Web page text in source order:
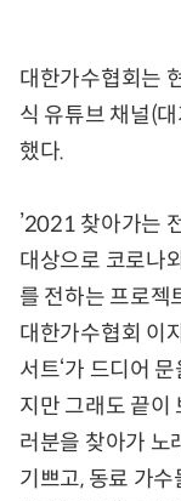
대한가수협회는
식 유튜브 채널(
했다.
’2021 찾아가는
대상으로 코로나
를 전하는 프로젝
대한가수협회 이
서트‘가 드디어
지만 그래도 끝이
러분을 찾아가 노
기쁘고, 동료 가